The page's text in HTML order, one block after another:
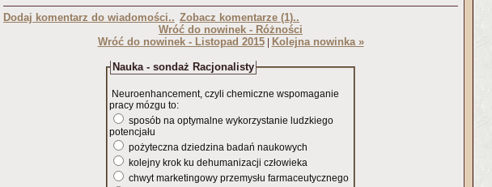
Dodaj komentarz do wiadomości.. Zobacz komentarze (1)..
Wróć do nowinek - Różności
Wróć do nowinek - Listopad 2015| Kolejna nowinka »
Nauka - sondaż Racjonalisty
Neuroenhancement, czyli chemiczne wspomaganie
pracy mózgu to:
sposób na optymalne wykorzystanie ludzkiego
potencjału
pożyteczna dziedzina badań naukowych
kolejny krok ku dehumanizacji człowieka
chwyt marketingowy przemysłu farmaceutycznego